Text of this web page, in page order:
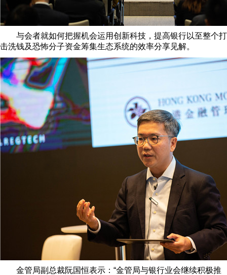
与会者就如何把握机会运用创新科技，提高银行以至整个打
击洗钱及恐怖分子资金筹集生态系统的效率分享见解。
金管局副总裁阮国恒表示：“金管局与银行业会继续积极推